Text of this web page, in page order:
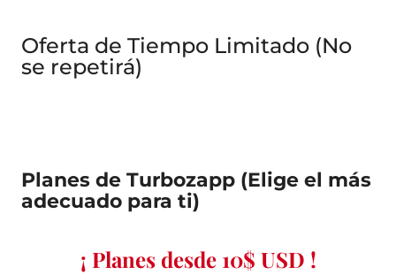
Oferta de Tiempo Limitado (No
se repetirá)
Planes de Turbozapp (Elige el más
adecuado para ti)
¡ Planes desde 10$ USD !